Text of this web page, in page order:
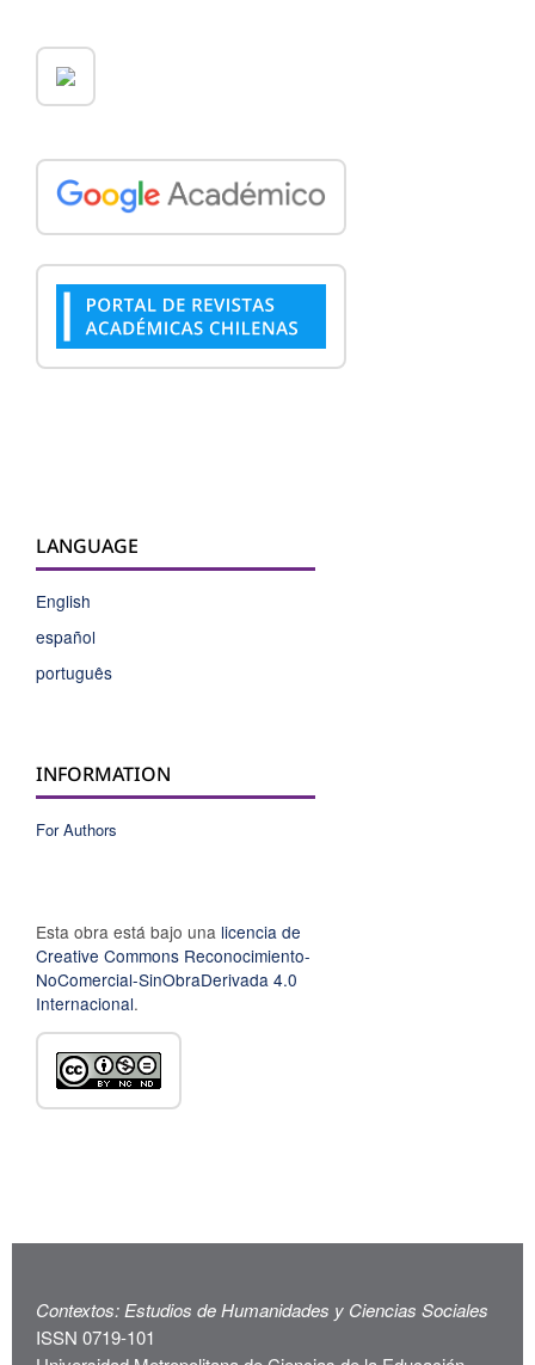
LANGUAGE
English
español
português
INFORMATION
For Authors
Esta obra está bajo una licencia de
Creative Commons Reconocimiento-
NoComercial-SinObraDerivada 4.0
Internacional.
Contextos: Estudios de Humanidades y Ciencias Sociales
ISSN 0719-101